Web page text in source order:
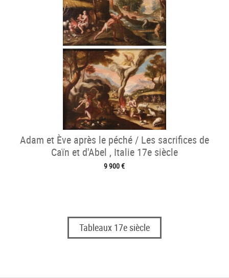
Adam et Ève après le péché / Les sacrifices de
Caïn et d'Abel , Italie 17e siècle
9 900 €
Tableaux 17e siècle